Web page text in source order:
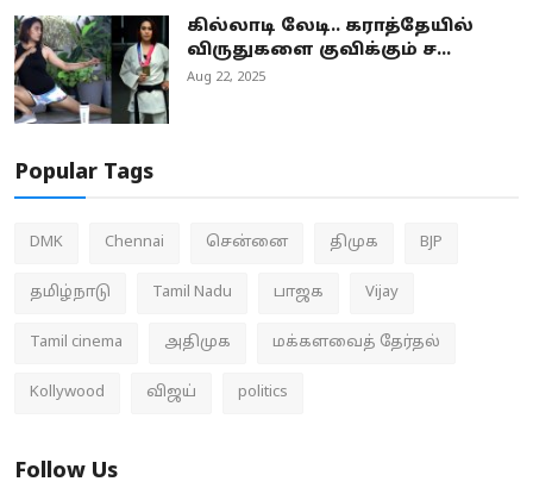
கில்லாடி லேடி.. கராத்தேயில்
விருதுகளை குவிக்கும் ச...
Aug 22, 2025
Popular Tags
DMK Chennai சென்னை திமுக BJP
தமிழ்நாடு Tamil Nadu பாஜக Vijay
Tamil cinema அதிமுக மக்களவைத் தேர்தல்
Kollywood விஜய் politics
Follow Us